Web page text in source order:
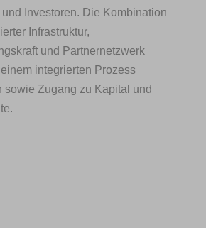
Investoren. Die Kombination
Infrastruktur,
und Partnernetzwerk
integrierten Prozess
sowie Zugang zu Kapital und